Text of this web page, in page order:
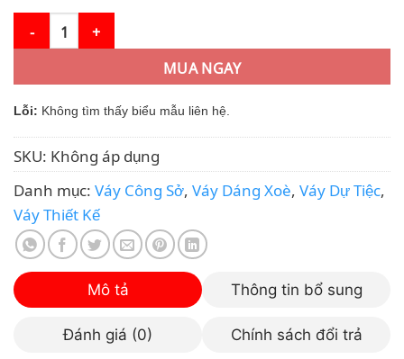
Váy Thiết Kế MDU4347 – Màu Hồng Thanh Lịch Đính Cúc Tinh
MUA NGAY
Lỗi: Không tìm thấy biểu mẫu liên hệ.
SKU:Không áp dụng
Danh mục:Váy Công Sở,Váy Dáng Xoè,Váy Dự Tiệc,
Váy Thiết Kế
Mô tả Thông tin bổ sung
Đánh giá (0) Chính sách đổi trả